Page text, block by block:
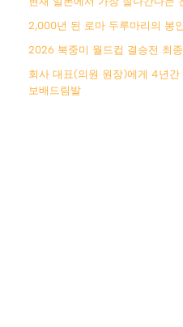
2,000년 된 로마 두루마리의 봉
2026 북중미 월드컵 결승전 최
회사 대표(의원 원장)에게 4년
보배드림발